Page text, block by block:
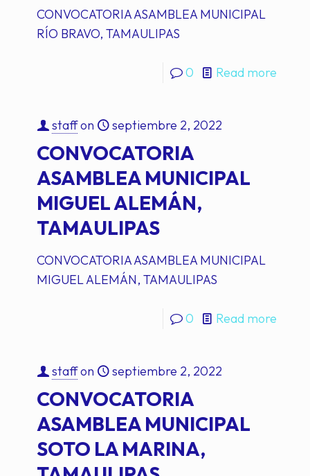
CONVOCATORIA ASAMBLEA MUNICIPAL
RÍO BRAVO, TAMAULIPAS
0 Read more
staffon septiembre 2, 2022
CONVOCATORIA
ASAMBLEA MUNICIPAL
MIGUEL ALEMÁN,
TAMAULIPAS
CONVOCATORIA ASAMBLEA MUNICIPAL
MIGUEL ALEMÁN, TAMAULIPAS
0 Read more
staffon septiembre 2, 2022
CONVOCATORIA
ASAMBLEA MUNICIPAL
SOTO LA MARINA,